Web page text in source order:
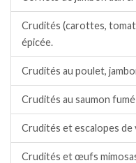
Crudités (carottes,
épicée.
Crudités au poulet,
Crudités au saumon
Crudités et escalopes de
Crudités et œufs